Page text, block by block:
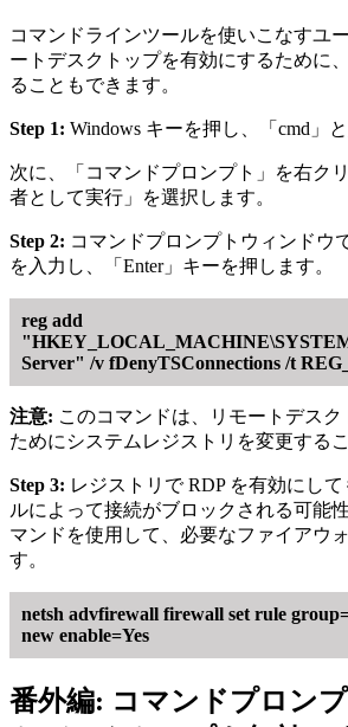
コマンドラインツールを使いこなすユ
ートデスクトップを有効にするために
ることもできます。
Step 1: Windows キーを押し、「cmd」
次に、「コマンドプロンプト」を右ク
者として実行」を選択します。
Step 2: コマンドプロンプトウィンドウ
を入力し、「Enter」キーを押します。
reg add
Server" /v fDenyTSConnections /t
注意: このコマンドは、リモートデス
ためにシステムレジストリを変更する
Step 3: レジストリで RDP を有効にし
ルによって接続がブロックされる可能
マンドを使用して、必要なファイアウ
す。
netsh advfirewall firewall set rule
new enable=Yes
番外編: コマンドプロン